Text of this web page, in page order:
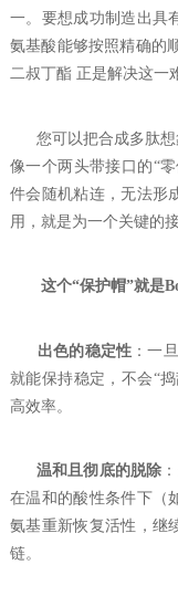
一。要想成功制造出具
氨基酸能够按照精确的
二叔丁酯 正是解决这一
您可以把合成多肽想
像一个两头带接口的“
件会随机粘连，无法形
用，就是为一个关键的
这个“保护帽”就是
出色的稳定性 ：一
就能保持稳定，不会“
高效率。
温和且彻底的脱除
在温和的酸性条件下（
氨基重新恢复活性，继
链。